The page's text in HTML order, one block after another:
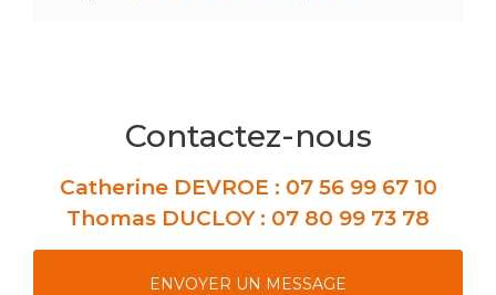
Contactez-nous
Catherine DEVROE : 07 56 99 67 10
Thomas DUCLOY : 07 80 99 73 78
ENVOYER UN MESSAGE